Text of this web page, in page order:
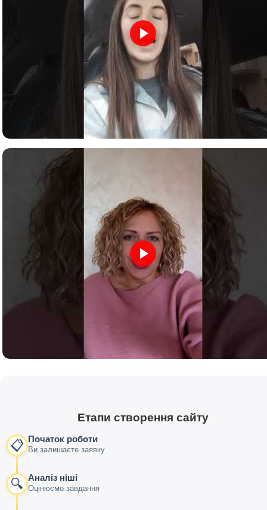
Етапи створення сайту
📋 Початок роботи
Ви залишаєте заявку
🔍 Аналіз ніші
Оцінюємо завдання